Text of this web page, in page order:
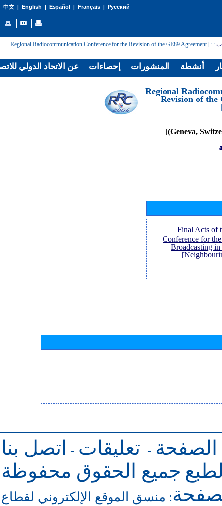
中文| English | Español | Français| Русский
:
: [Regional Radiocommunication Conference for the Revision of the GE89 Agreement
[Regional
Revision of the
[Final Acts of
Conference for
Broadcasting
الصفحة - تعليقات -
اتصل بنا
جميع الحقوق محفوظة
: منسق الموقع الإلكتروني لقطاع
عن الاتحاد الدولي إحصاءات المنشورات أنشطة